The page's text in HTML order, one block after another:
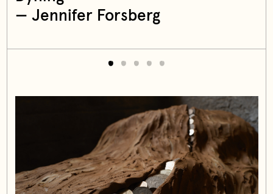
— Jennifer Forsberg